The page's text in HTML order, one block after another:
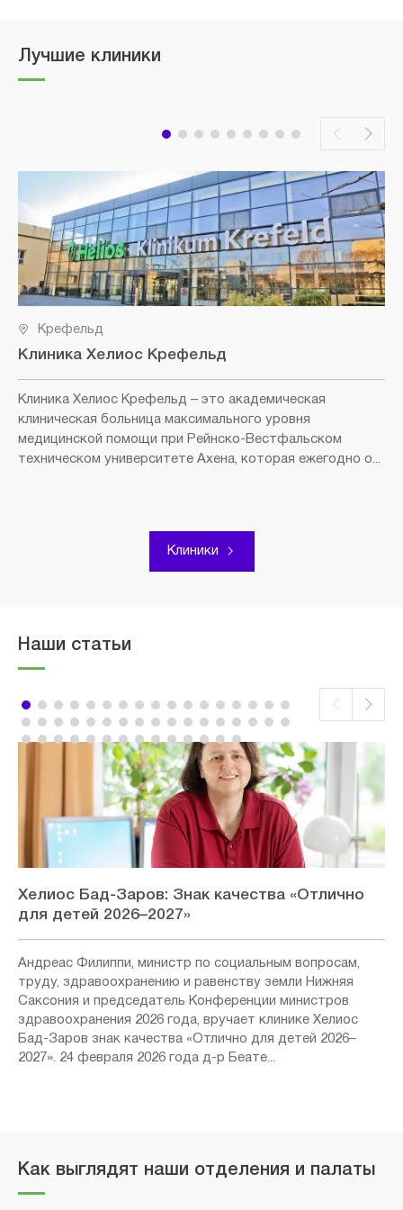
Лучшие клиники
Крефельд
Клиника Хелиос Крефельд
Клиника Хелиос Крефельд – это академическая
клиническая больница максимального уровня
медицинской помощи при Рейнско-Вестфальском
техническом университете Ахена, которая ежегодно о...
Клиники
Наши статьи
Хелиос Бад-Заров: Знак качества «Отлично
для детей 2026–2027»
Андреас Филиппи, министр по социальным вопросам,
труду, здравоохранению и равенству земли Нижняя
Саксония и председатель Конференции министров
здравоохранения 2026 года, вручает клинике Хелиос
Бад-Заров знак качества «Отлично для детей 2026–
2027». 24 февраля 2026 года д-р Беате...
Как выглядят наши отделения и палаты